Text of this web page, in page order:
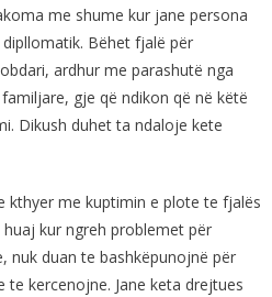
me shume kur jane persona
Bëhet fjalë për
ardhur me parashutë nga
gje që ndikon që në këtë
Dikush duhet ta ndaloje kete
kthyer me kuptimin e plote te fjalës
kur ngreh problemet për
nuk duan te bashkëpunojnë për
kercenojne. Jane keta drejtues